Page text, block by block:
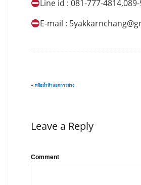
Line id : 081-777-
E-mail :
« หม้อน้ำห้าแยกการช่าง
Leave a Reply
Comment